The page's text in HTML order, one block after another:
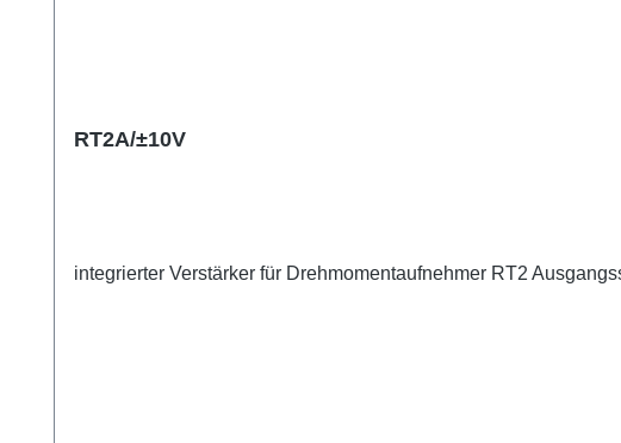
RT2A/±10V
integrierter Verstärker für Drehmomentaufnehmer RT2